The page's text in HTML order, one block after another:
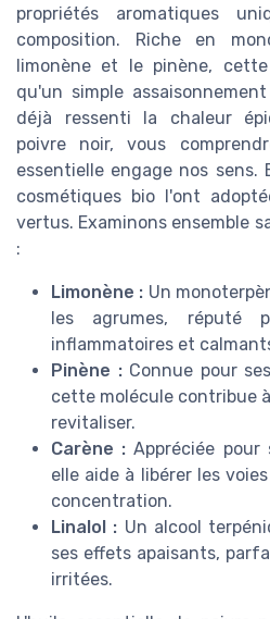
propriétés aromatiques
composition. Riche en
limonène et le pinène,
qu'un simple
déjà ressenti la chaleur
poivre noir, vous
essentielle engage nos sens.
cosmétiques bio l'ont
vertus. Examinons ensemble
:
Limonène : Un
les agrumes, réputé
inflammatoires et
Pinène :Connue pour
cette molécule contribue
revitaliser.
Carène : Appréciée pour
elle aide à libérer les
concentration.
Linalol : Un alcool
ses effets apaisants,
irritées.